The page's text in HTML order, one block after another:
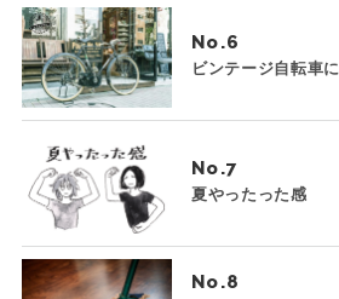
No.
ビンテージ自転車
No.
夏やったった感
No.